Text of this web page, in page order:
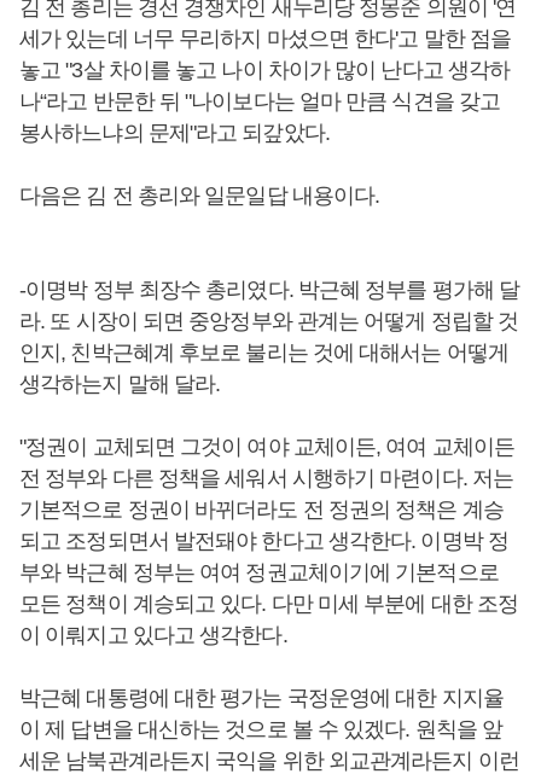
김 전 총리는 경선 경쟁자인 새누리당 정몽준 의원이 '연
세가 있는데 너무 무리하지 마셨으면 한다'고 말한 점을
놓고 "3살 차이를 놓고 나이 차이가 많이 난다고 생각하
나“라고 반문한 뒤 "나이보다는 얼마 만큼 식견을 갖고
봉사하느냐의 문제"라고 되갚았다.
다음은 김 전 총리와 일문일답 내용이다.
-이명박 정부 최장수 총리였다. 박근혜 정부를 평가해 달
라. 또 시장이 되면 중앙정부와 관계는 어떻게 정립할 것
인지, 친박근혜계 후보로 불리는 것에 대해서는 어떻게
생각하는지 말해 달라.
"정권이 교체되면 그것이 여야 교체이든, 여여 교체이든
전 정부와 다른 정책을 세워서 시행하기 마련이다. 저는
기본적으로 정권이 바뀌더라도 전 정권의 정책은 계승
되고 조정되면서 발전돼야 한다고 생각한다. 이명박 정
부와 박근혜 정부는 여여 정권교체이기에 기본적으로
모든 정책이 계승되고 있다. 다만 미세 부분에 대한 조정
이 이뤄지고 있다고 생각한다.
박근혜 대통령에 대한 평가는 국정운영에 대한 지지율
이 제 답변을 대신하는 것으로 볼 수 있겠다. 원칙을 앞
세운 남북관계라든지 국익을 위한 외교관계라든지 이런